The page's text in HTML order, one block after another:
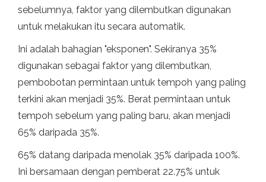
sebelumnya, faktor yang dilembutkan digunakan
untuk melakukan itu secara automatik.
Ini adalah bahagian "eksponen". Sekiranya 35%
digunakan sebagai faktor yang dilembutkan,
pembobotan permintaan untuk tempoh yang paling
terkini akan menjadi 35%. Berat permintaan untuk
tempoh sebelum yang paling baru, akan menjadi
65% daripada 35%.
65% datang daripada menolak 35% daripada 100%.
Ini bersamaan dengan pemberat 22.75% untuk